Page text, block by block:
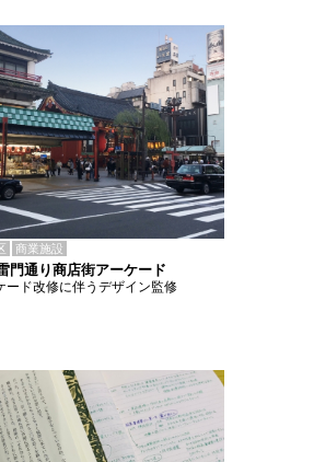
商業施設
門通り商店街アーケード
ード改修に伴うデザイン監修